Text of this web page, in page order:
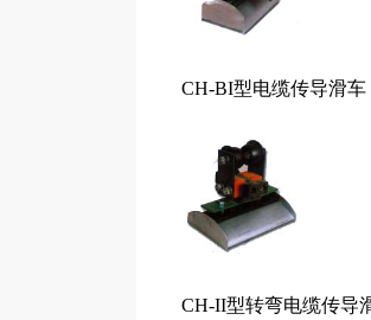
CH-BI型电缆传导滑车
CH-II型转弯电缆传导